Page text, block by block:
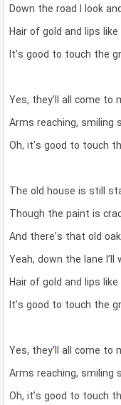
Down the road I look
Hair of gold and lips
It’s good to touch the
Yes, they’ll all come to
Arms reaching, smiling
Oh, it’s good to touch
The old house is still
Though the paint is
And there’s that old
Yeah, down the lane
Hair of gold and lips
It’s good to touch the
Yes, they‘ll all come to
Arms reaching, smiling
Oh, it’s good to touch